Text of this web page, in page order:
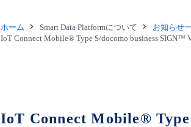
ホーム Smart Data Platformについて
お知らせ
IoT Connect Mobile® Type S/docomo business
IoT Connect Mobile®